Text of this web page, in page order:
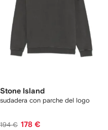
Stone Island
sudadera con parche del logo
194 € 178 €